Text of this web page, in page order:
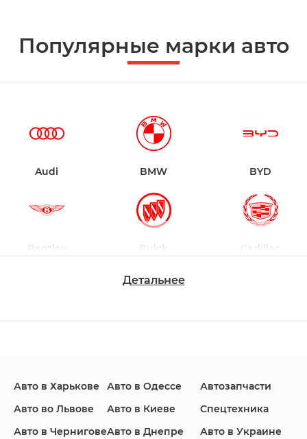
Популярные марки авто
Audi BMW BYD
Bentley Buick Cadillac
Детальнее
Авто в Харькове
Авто во Львове
Авто в Чернигове
Авто в Одессе
Авто в Киеве
Авто в Днепре
Автозапчасти
Спецтехника
Авто в Украине